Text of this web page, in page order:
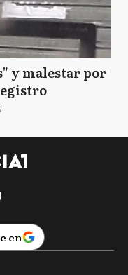
y malestar por
en